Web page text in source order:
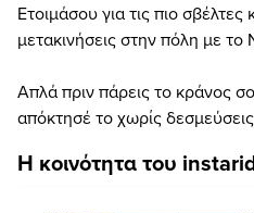
Ετοιμάσου για τις πιο
μετακινήσεις στην πόλη με το
Απλά πριν πάρεις το κράνος
απόκτησέ το χωρίς
Η κοινότητα του